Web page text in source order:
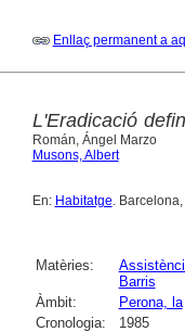
Enllaç permanent a
L'Eradicació
Román, Ángel Marzo
Musons, Albert
En: Habitatge.
Matèries:
Barris
Àmbit:
Perona, la
Cronologia:
1985